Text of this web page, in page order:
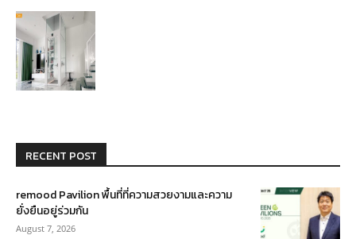
RECENT POST
remood Pavilion พื้นที่ที่ความสวยงามและความ
ยั่งยืนอยู่ร่วมกัน
August 7, 2026